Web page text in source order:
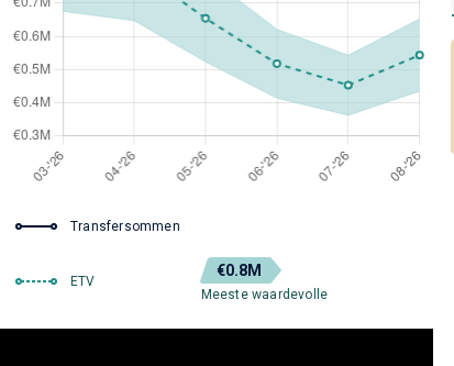
Transfersommen
ETV
€0.8M
Meeste waardevolle